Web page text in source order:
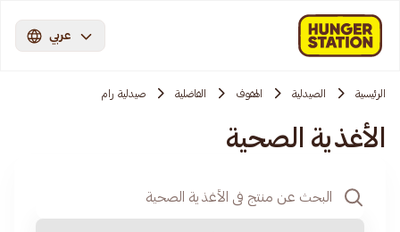
عربي
الرئيسية الصيدلية الهفوف الفاضلية صيدلية رام
الأغذية الصحية